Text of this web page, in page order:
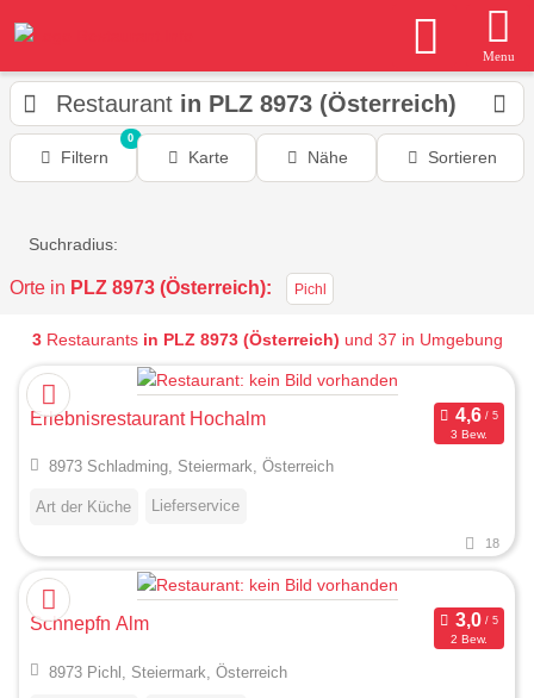
Menu
Restaurant in PLZ 8973 (Österreich)
Filtern
0
Karte Nähe Sortieren
Suchradius:
Orte in PLZ 8973 (Österreich): Pichl
3Restaurants in PLZ 8973 (Österreich) und 37 in Umgebung
Erlebnisrestaurant Hochalm
3 Bew.
8973 Schladming, Steiermark, Österreich
Art der Küche Lieferservice
18
Schnepfn Alm
2 Bew.
8973 Pichl, Steiermark, Österreich